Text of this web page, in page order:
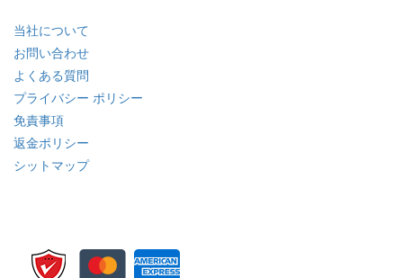
当社について
お問い合わせ
よくある質問
プライバシー ポリシー
免責事項
返金ポリシー
シットマップ